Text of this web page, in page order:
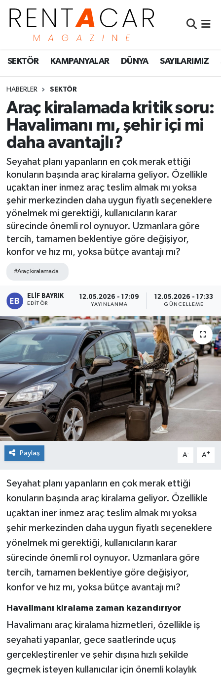
SEKTÖR KAMPANYALAR DÜNYA SAYILARIMIZ
HABERLER SEKTÖR
Araç kiralamada kritik soru:
Havalimanı mı, şehir içi mi
daha avantajlı?
Seyahat planı yapanların en çok merak ettiği
konuların başında araç kiralama geliyor. Özellikle
uçaktan iner inmez araç teslim almak mı yoksa
şehir merkezinden daha uygun fiyatlı seçeneklere
yönelmek mi gerektiği, kullanıcıların karar
sürecinde önemli rol oynuyor. Uzmanlara göre
tercih, tamamen beklentiye göre değişiyor,
konfor ve hız mı, yoksa bütçe avantajı mı?
#Araç kiralamada
ELIF BAYRIK
EDITÖR
12.05.2026 - 17:09
YAYINLANMA
12.05.2026 - 17:33
GÜNCELLEME
Paylaş A- A+
Seyahat planı yapanların en çok merak ettiği
konuların başında araç kiralama geliyor. Özellikle
uçaktan iner inmez araç teslim almak mı yoksa
şehir merkezinden daha uygun fiyatlı seçeneklere
yönelmek mi gerektiği, kullanıcıların karar
sürecinde önemli rol oynuyor. Uzmanlara göre
tercih, tamamen beklentiye göre değişiyor,
konfor ve hız mı, yoksa bütçe avantajı mı?
Havalimanı kiralama zaman kazandırıyor
Havalimanı araç kiralama hizmetleri, özellikle iş
seyahati yapanlar, gece saatlerinde uçuş
gerçekleştirenler ve şehir dışına hızlı şekilde
geçmek isteyen kullanıcılar için önemli kolaylık
İstanbul Nöbetçi Eczaneler
İstanbul Hava Durumu
İstanbul Namaz Vakitleri
İstanbul Trafik Yoğunluk Haritası
Süper Lig Puan Durumu ve Fikstür
Tüm Manşetler
Son Dakika Haberleri
Haber Arşivi